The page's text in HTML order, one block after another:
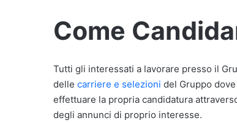
Come
Tutti gli interessati a lavorare presso il
delle carriere e selezioni del Gruppo
effettuare la propria candidatura
degli annunci di proprio interesse.